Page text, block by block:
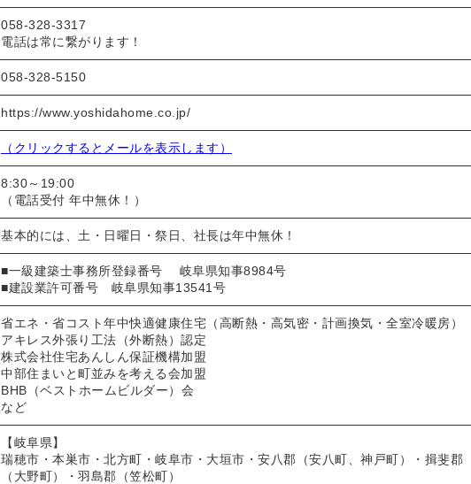
058-328-3317
電話は常に繋がります！
058-328-5150
https://www.yoshidahome.co.jp/
（クリックするとメールを表示します）
8:30～19:00
（電話受付 年中無休！）
基本的には、土・日曜日・祭日、社長は年中無休！
■一級建築士事務所登録番号 岐阜県知事8984号
■建設業許可番号 岐阜県知事13541号
省エネ・省コスト年中快適健康住宅（高断熱・高気密・計画換気・全室冷暖房）
アキレス外張り工法（外断熱）認定
株式会社住宅あんしん保証機構加盟
中部住まいと町並みを考える会加盟
BHB（ベストホームビルダー）会
など
【岐阜県】
瑞穂市・本巣市・北方町・岐阜市・大垣市・安八郡（安八町、神戸町）・揖斐郡
（大野町）・羽島郡（笠松町）